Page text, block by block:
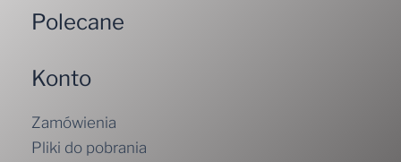
Polecane
Konto
Zamówienia
Pliki do pobrania